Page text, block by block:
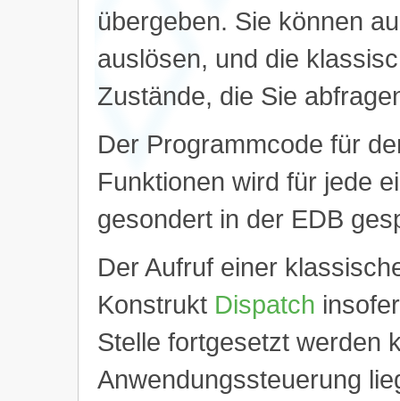
übergeben. Sie können
auslösen, und die
Zustände, die Sie
Der Programmcode für
Funktionen wird für jede
gesondert in der EDB
Der Aufruf einer
Konstrukt Dispatch
Stelle fortgesetzt werden
Anwendungssteuerung